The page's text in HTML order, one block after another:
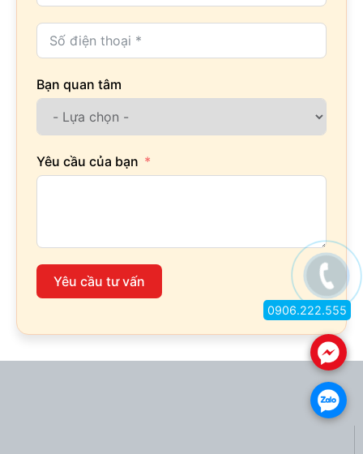
Bạn quan tâm
Yêu cầu của bạn
Yêu cầu tư vấn
.
.
0906.222.555